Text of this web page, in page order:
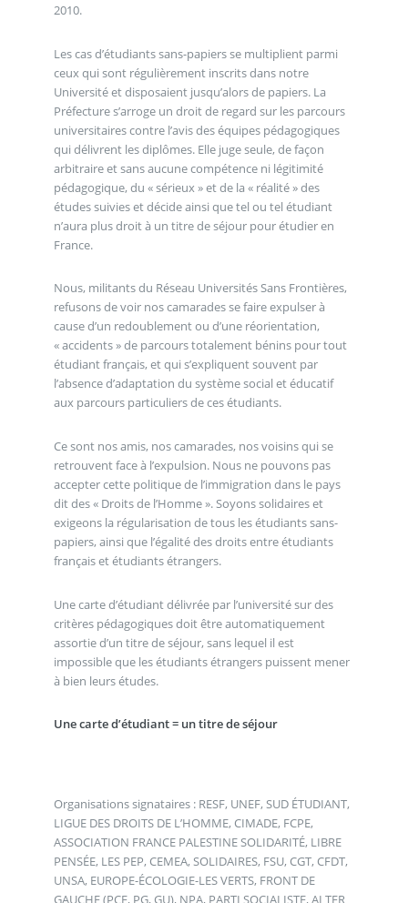
2010.
Les cas d’étudiants sans-papiers se multiplient parmi
ceux qui sont régulièrement inscrits dans notre
Université et disposaient jusqu’alors de papiers. La
Préfecture s’arroge un droit de regard sur les parcours
universitaires contre l’avis des équipes pédagogiques
qui délivrent les diplômes. Elle juge seule, de façon
arbitraire et sans aucune compétence ni légitimité
pédagogique, du « sérieux » et de la « réalité » des
études suivies et décide ainsi que tel ou tel étudiant
n’aura plus droit à un titre de séjour pour étudier en
France.
Nous, militants du Réseau Universités Sans Frontières,
refusons de voir nos camarades se faire expulser à
cause d’un redoublement ou d’une réorientation,
« accidents » de parcours totalement bénins pour tout
étudiant français, et qui s’expliquent souvent par
l’absence d’adaptation du système social et éducatif
aux parcours particuliers de ces étudiants.
Ce sont nos amis, nos camarades, nos voisins qui se
retrouvent face à l’expulsion. Nous ne pouvons pas
accepter cette politique de l’immigration dans le pays
dit des « Droits de l’Homme ». Soyons solidaires et
exigeons la régularisation de tous les étudiants sans-
papiers, ainsi que l’égalité des droits entre étudiants
français et étudiants étrangers.
Une carte d’étudiant délivrée par l’université sur des
critères pédagogiques doit être automatiquement
assortie d’un titre de séjour, sans lequel il est
impossible que les étudiants étrangers puissent mener
à bien leurs études.
Une carte d’étudiant = un titre de séjour
Organisations signataires : RESF, UNEF, SUD ÉTUDIANT,
LIGUE DES DROITS DE L’HOMME, CIMADE, FCPE,
ASSOCIATION FRANCE PALESTINE SOLIDARITÉ, LIBRE
PENSÉE, LES PEP, CEMEA, SOLIDAIRES, FSU, CGT, CFDT,
UNSA, EUROPE-ÉCOLOGIE-LES VERTS, FRONT DE
GAUCHE (PCF, PG, GU), NPA, PARTI SOCIALISTE, ALTER